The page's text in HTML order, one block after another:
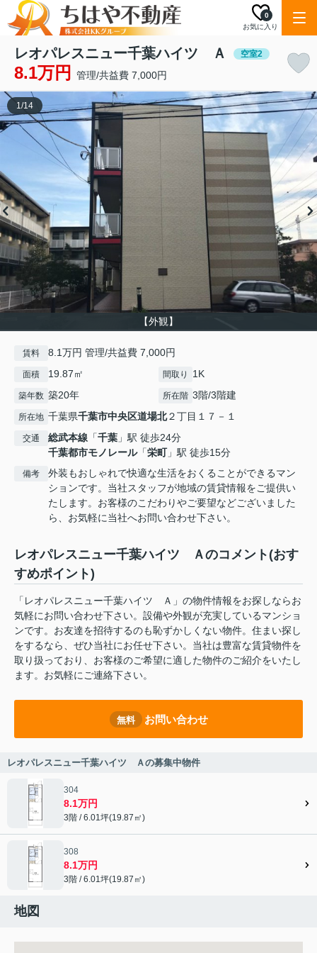
お気に入り
0
レオパレスニュー千葉ハイツ Ａ 空室2
8.1万円 管理/共益費 7,000円
【外観】
1/14
賃料 8.1万円 管理/共益費 7,000円
面積 19.87㎡ 間取り 1K
築年数 築20年 所在階 3階/3階建
所在地 千葉県千葉市中央区道場北２丁目１７－１
交通 総武本線 「千葉 」駅 徒歩24分
千葉都市モノレール「栄町」駅 徒歩15分
備考
外装もおしゃれで快適な生活をおくることができるマン
ションです。当社スタッフが地域の賃貸情報をご提供い
たします。お客様のこだわりやご要望などございました
ら、お気軽に当社へお問い合わせ下さい。
レオパレスニュー千葉ハイツ Ａのコメント(おす
すめポイント)
「レオパレスニュー千葉ハイツ Ａ」の物件情報をお探しならお
気軽にお問い合わせ下さい。設備や外観が充実しているマンショ
ンです。お友達を招待するのも恥ずかしくない物件。住まい探し
をするなら、ぜひ当社にお任せ下さい。当社は豊富な賃貸物件を
取り扱っており、お客様のご希望に適した物件のご紹介をいたし
ます。お気軽にご連絡下さい。
無料 お問い合わせ
レオパレスニュー千葉ハイツ Ａの募集中物件
304
8.1万円
3階 / 6.01坪(19.87㎡)
308
8.1万円
3階 / 6.01坪(19.87㎡)
地図